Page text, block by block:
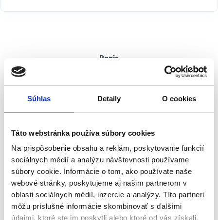
Súhlas Detaily O cookies
Táto webstránka používa súbory cookies
Na prispôsobenie obsahu a reklám, poskytovanie funkcií
sociálnych médií a analýzu návštevnosti používame
súbory cookie. Informácie o tom, ako používate naše
webové stránky, poskytujeme aj našim partnerom v
oblasti sociálnych médií, inzercie a analýzy. Títo partneri
môžu príslušné informácie skombinovať s ďalšími
údajmi, ktoré ste im poskytli alebo ktoré od vás získali,
Popis
Sada náradia | TOPEX 38D215
Sada náradia TOPEX obsahuje 135 kusov rozdelených do
pohodlného plastového kufríka. Všetky položky sa vyznačujú
napr. 300 g kladivo, lámací nožík, nastaviteľný kľúč, očkoploché
kľúče, násady a bity. Organizér pre klince, skrutky a iné veci
uložené v praktickom boxe. Súprava má širokú škálu použitia pri
malých montážnych prácach, opravy vozidiel a prístrojov a iných
prác v dome v garáži pre akéhokoľvek domáceho kutila. Značka
TOPEX je zameraná na domácich majstrov.